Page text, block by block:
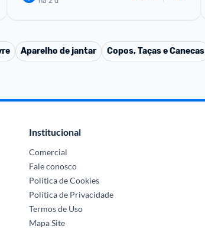
Aparelho de jantar Copos, Taças e Canecas
Institucional
Comercial
Fale conosco
Política de Cookies
Política de Privacidade
Termos de Uso
Mapa Site